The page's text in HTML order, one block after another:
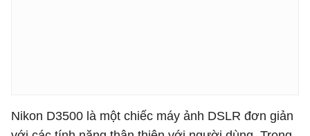
Nikon D3500 là một chiếc máy ảnh DSLR đơn giản